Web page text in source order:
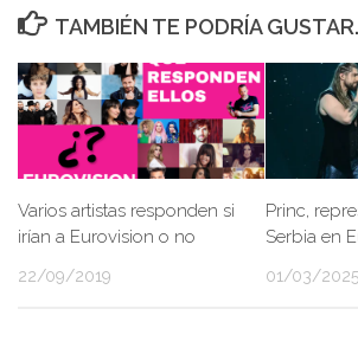
TAMBIÉN TE PODRÍA
Varios artistas responden si
irían a Eurovision o no
22/09/2019
Princ,
Serbia en
01/03/2025